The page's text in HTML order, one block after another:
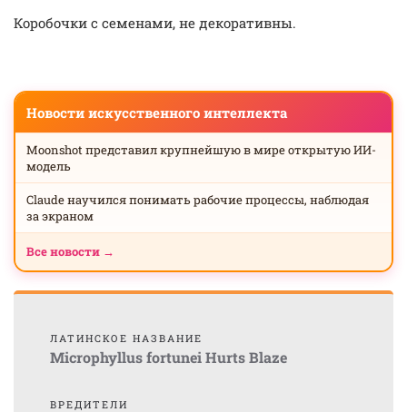
Коробочки с семенами, не декоративны.
Новости искусственного интеллекта
Moonshot представил крупнейшую в мире открытую ИИ-
модель
Claude научился понимать рабочие процессы, наблюдая
за экраном
Все новости →
ЛАТИНСКОЕ НАЗВАНИЕ
Microphyllus fortunei Hurts Blaze
ВРЕДИТЕЛИ